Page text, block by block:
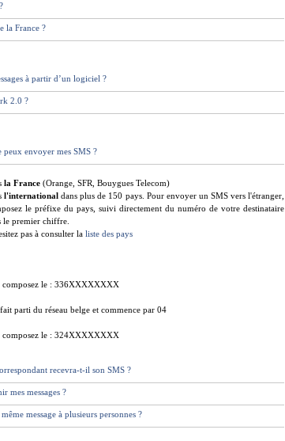
la France ?
à partir d’un logiciel ?
2.0 ?
peux envoyer mes SMS ?
la France (Orange, SFR, Bouygues Telecom)
l'international dans plus de 150 pays. Pour envoyer un SMS vers l'étranger,
le préfixe du pays, suivi directement du numéro de votre destinataire
le premier chiffre.
pas à consulter la liste des pays
composez le : 336XXXXXXXX
parti du réseau belge et commence par 04
composez le : 324XXXXXXXX
recevra-t-il son SMS ?
mes messages ?
message à plusieurs personnes ?